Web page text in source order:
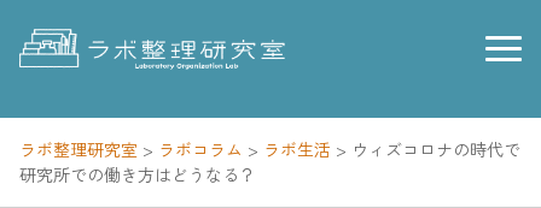
content
ラボ整理研究室 > ラボコラム > ラボ生活 > ウィズコロナの時代で
研究所での働き方はどうなる？